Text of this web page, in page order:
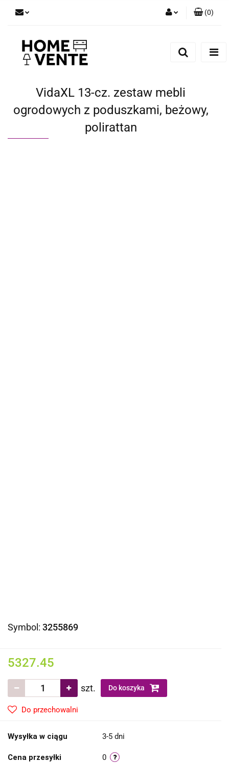
(0)
VidaXL 13-cz. zestaw mebli
ogrodowych z poduszkami, beżowy,
polirattan
Symbol: 3255869
5327.45
szt. Do koszyka
Do przechowalni
Wysyłka w ciągu 3-5 dni
Cena przesyłki 0